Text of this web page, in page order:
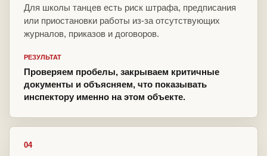
Для школы танцев есть риск штрафа, предписания
или приостановки работы из-за отсутствующих
журналов, приказов и договоров.
РЕЗУЛЬТАТ
Проверяем пробелы, закрываем критичные
документы и объясняем, что показывать
инспектору именно на этом объекте.
04